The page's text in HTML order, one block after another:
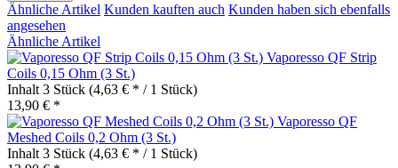
Ähnliche Artikel Kunden kauften auch Kunden haben sich ebenfalls
angesehen
Ähnliche Artikel
Vaporesso QF Strip
Coils 0,15 Ohm (3 St.)
Inhalt 3 Stück (4,63 € * / 1 Stück)
13,90 € *
Vaporesso QF
Meshed Coils 0,2 Ohm (3 St.)
Inhalt 3 Stück (4,63 € * / 1 Stück)